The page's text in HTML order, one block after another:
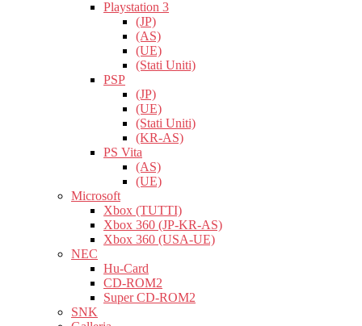
Playstation 3
(JP)
(AS)
(UE)
(Stati Uniti)
PSP
(JP)
(UE)
(Stati Uniti)
(KR-AS)
PS Vita
(AS)
(UE)
Microsoft
Xbox (TUTTI)
Xbox 360 (JP-KR-AS)
Xbox 360 (USA-UE)
NEC
Hu-Card
CD-ROM2
Super CD-ROM2
SNK